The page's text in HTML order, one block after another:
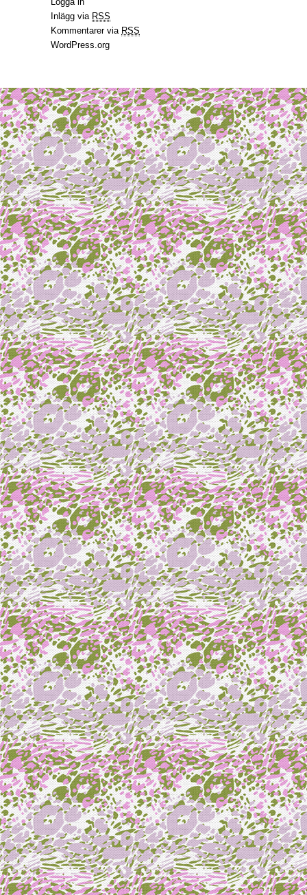
Inlägg via RSS
Kommentarer via RSS
WordPress.org